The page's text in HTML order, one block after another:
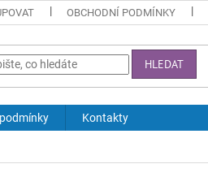
OBCHODNÍ PODMÍNKY
HLEDAT
Kontakty